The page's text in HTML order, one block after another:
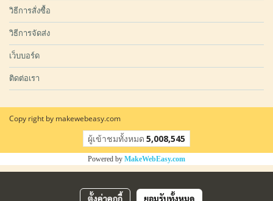
วิธีการสั่งซื้อ
วิธีการจัดส่ง
เว็บบอร์ด
ติดต่อเรา
Copy right by makewebeasy.com
ผู้เข้าชมทั้งหมด 5,008,545
Powered by MakeWebEasy.com
ตั้งค่าคุกกี้ ยอมรับทั้งหมด